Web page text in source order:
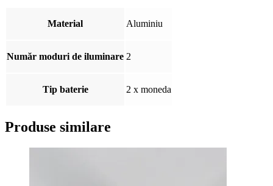
Material Aluminiu
Număr moduri de iluminare 2
Tip baterie 2 x moneda
Produse similare